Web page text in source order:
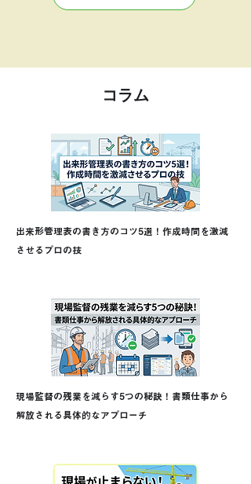
コラム
出来形管理表の書き方のコツ5選！作成時間を激減
させるプロの技
現場監督の残業を減らす5つの秘訣！書類仕事から
解放される具体的なアプローチ